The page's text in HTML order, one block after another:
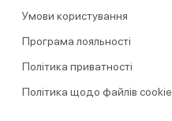
Умови користування
Програма лояльності
Політика приватності
Політика щодо файлів cookie